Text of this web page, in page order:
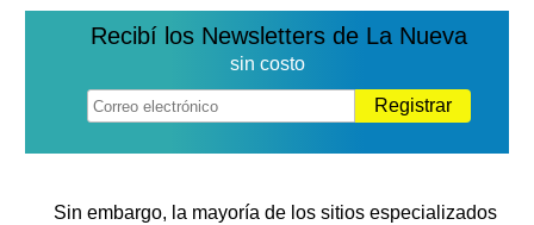
Recibí los Newsletters de La Nueva
sin costo
Registrar
Sin embargo, la mayoría de los sitios especializados